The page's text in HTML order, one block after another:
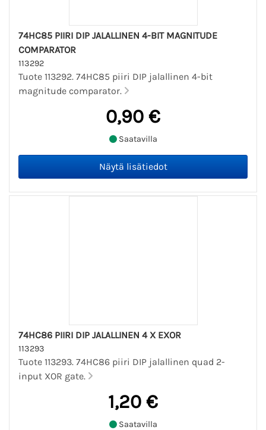
74HC85 PIIRI DIP JALALLINEN 4-BIT MAGNITUDE
COMPARATOR
113292
Tuote 113292. 74HC85 piiri DIP jalallinen 4-bit
magnitude comparator.
0,90 €
Saatavilla
74HC86 PIIRI DIP JALALLINEN 4 X EXOR
113293
Tuote 113293. 74HC86 piiri DIP jalallinen quad 2-
input XOR gate.
1,20 €
Saatavilla